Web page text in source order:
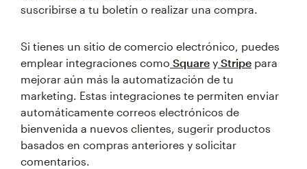
suscribirse a tu boletín o realizar una compra.
Si tienes un sitio de comercio electrónico, puedes
emplear integraciones como Square y Stripe para
mejorar aún más la automatización de tu
marketing. Estas integraciones te permiten enviar
automáticamente correos electrónicos de
bienvenida a nuevos clientes, sugerir productos
basados en compras anteriores y solicitar
comentarios.